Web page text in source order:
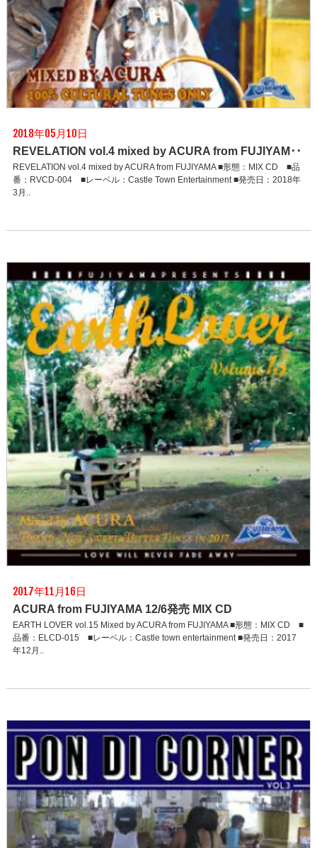
2018年05月10日
REVELATION vol.4 mixed by ACURA from FUJIYAM･･
REVELATION vol.4 mixed by ACURA from FUJIYAMA ■形態：MIX CD ■品
番：RVCD-004 ■レーベル：Castle Town Entertainment ■発売日：2018年
3月..
2017年11月16日
ACURA from FUJIYAMA 12/6発売 MIX CD
EARTH LOVER vol.15 Mixed by ACURA from FUJIYAMA ■形態：MIX CD ■
品番：ELCD-015 ■レーベル：Castle town entertainment ■発売日：2017
年12月..